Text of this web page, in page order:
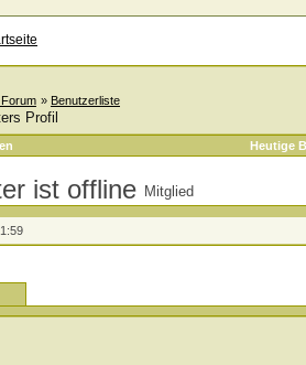
» Benutzerliste
Profil
Heutige
Mitglied